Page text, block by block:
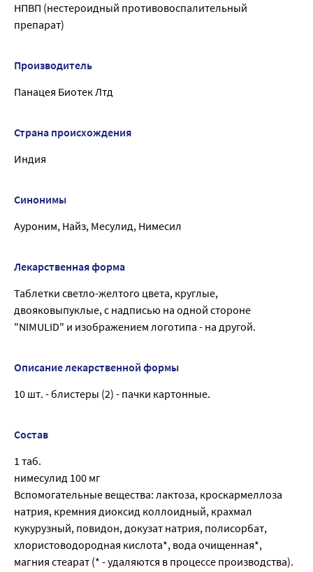
НПВП (нестероидный противовоспалительный
препарат)
Производитель
Панацея Биотек Лтд
Страна происхождения
Индия
Синонимы
Ауроним, Найз, Месулид, Нимесил
Лекарственная форма
Таблетки светло-желтого цвета, круглые,
двояковыпуклые, с надписью на одной стороне
"NIMULID" и изображением логотипа - на другой.
Описание лекарственной формы
10 шт. - блистеры (2) - пачки картонные.
Состав
1 таб.
нимесулид 100 мг
Вспомогательные вещества: лактоза, кроскармеллоза
натрия, кремния диоксид коллоидный, крахмал
кукурузный, повидон, докузат натрия, полисорбат,
хлористоводородная кислота*, вода очищенная*,
магния стеарат (* - удаляются в процессе производства).